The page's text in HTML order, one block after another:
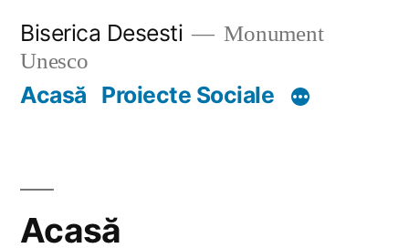
content
Biserica Desesti
Monument
Unesco
Acasă Proiecte Sociale
Acasă